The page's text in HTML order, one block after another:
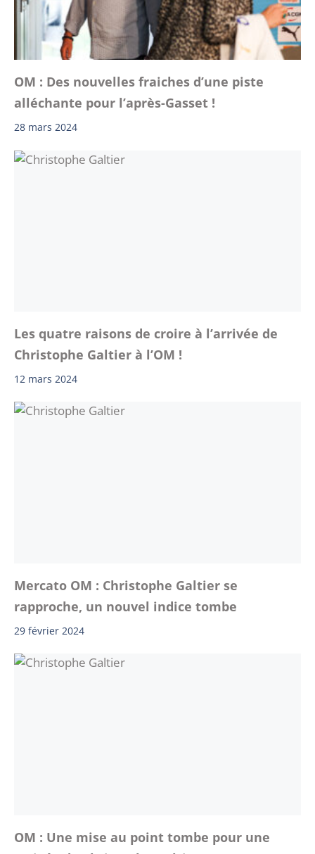
OM : Des nouvelles fraiches d’une piste
alléchante pour l’après-Gasset !
28 mars 2024
Les quatre raisons de croire à l’arrivée de
Christophe Galtier à l’OM !
12 mars 2024
Mercato OM : Christophe Galtier se
rapproche, un nouvel indice tombe
29 février 2024
OM : Une mise au point tombe pour une